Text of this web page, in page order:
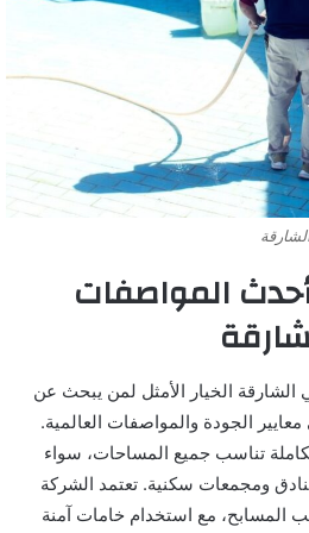
المواصفات
الخيار الأمثل لمن يبحث عن
الجودة والمواصفات العالمية.
تناسب جميع المساحات، سواء
ومجمعات سكنية. تعتمد الشركة
المسابح، مع استخدام خامات آمنة